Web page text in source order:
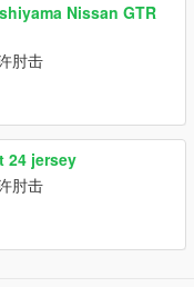
Nissan GTR
肘击
24 jersey
肘击